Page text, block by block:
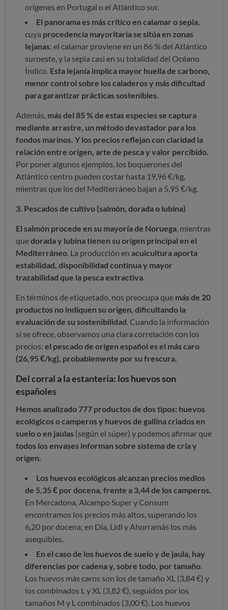
orígenes en Portugal o el Atlántico sur.
El panorama es más crítico en calamar o sepia,
cuya procedencia mayoritaria se sitúa en zonas
lejanas: el calamar proviene en un 86 % del Atlántico
suroeste, y la sepia casi en su totalidad del Océano
Índico. Esta lejanía implica mayor huella de carbono,
menor control sobre los caladeros y más dificultad
para garantizar prácticas sostenibles.
Además, más del 85 % de estas especies se captura
mediante arrastre, un método devastador para los
fondos marinos. Y los precios reflejan con claridad la
relación entre origen, arte de pesca y valor percibido.
Por poner algunos ejemplos, los boquerones del
Atlántico centro pueden costar hasta 19,96 €/kg,
mientras que los del Mediterráneo bajan a 5,95 €/kg.
3. Pescados de cultivo (salmón, dorada o lubina)
El salmón procede en su mayoría de Noruega, mientras
quedorada y lubina tienen su origen principal en el
Mediterráneo. La producción en acuicultura aporta
estabilidad, disponibilidad continua y mayor
trazabilidad que la pesca extractiva.
En términos de etiquetado, nos preocupa que más de 20
productos no indiquen su origen, dificultando la
evaluación de su sostenibilidad. Cuando la información
sí se ofrece, observamos una clara correlación con los
precios: el pescado de origen español es el más caro
(26,95 €/kg), probablemente por su frescura.
Del corral a la estantería: los huevos son
españoles
Hemos analizado 777 productos de dos tipos: huevos
ecológicos o camperos y huevos de gallina criados en
suelo o en jaulas (según el súper) y podemos afirmar que
todos los envases informan sobre sistema de cría y
origen.
Los huevos ecológicos alcanzan precios medios
de 5,35 € por docena, frente a 3,44 de los camperos.
En Mercadona, Alcampo Super y Consum
encontramos los precios más altos, superando los
6,20 por docena; en Dia, Lidl y Ahorramás los más
asequibles.
En el caso de los huevos de suelo y de jaula, hay
diferencias por cadena y, sobre todo, por tamaño.
Los huevos más caros son los de tamaño XL (3,84 €) y
los combinados L y XL (3,82 €), seguidos por los
tamaños M y L combinados (3,00 €). Los huevos